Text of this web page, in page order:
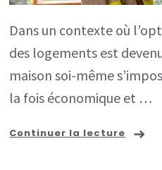
Dans un contexte où
des logements est
maison soi-même
la fois économique et …
Continuer la lecture